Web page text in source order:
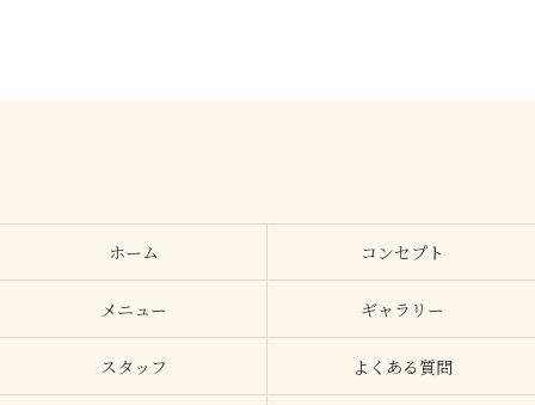
ホーム コンセプト
メニュー ギャラリー
スタッフ よくある質問